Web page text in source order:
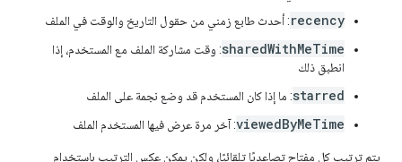
recency: أحدث طابع زمني من حقول التاريخ والوقت في الملف
sharedWithMeTime: وقت مشاركة الملف مع المستخدم، إذا
انطبق ذلك
starred: ما إذا كان المستخدم قد وضع نجمة على الملف
viewedByMeTime: آخر مرة عرض فيها المستخدم الملف
يتم ترتيب كل مفتاح تصاعديًا تلقائيًا، ولكن يمكن عكس الترتيب باستخدام